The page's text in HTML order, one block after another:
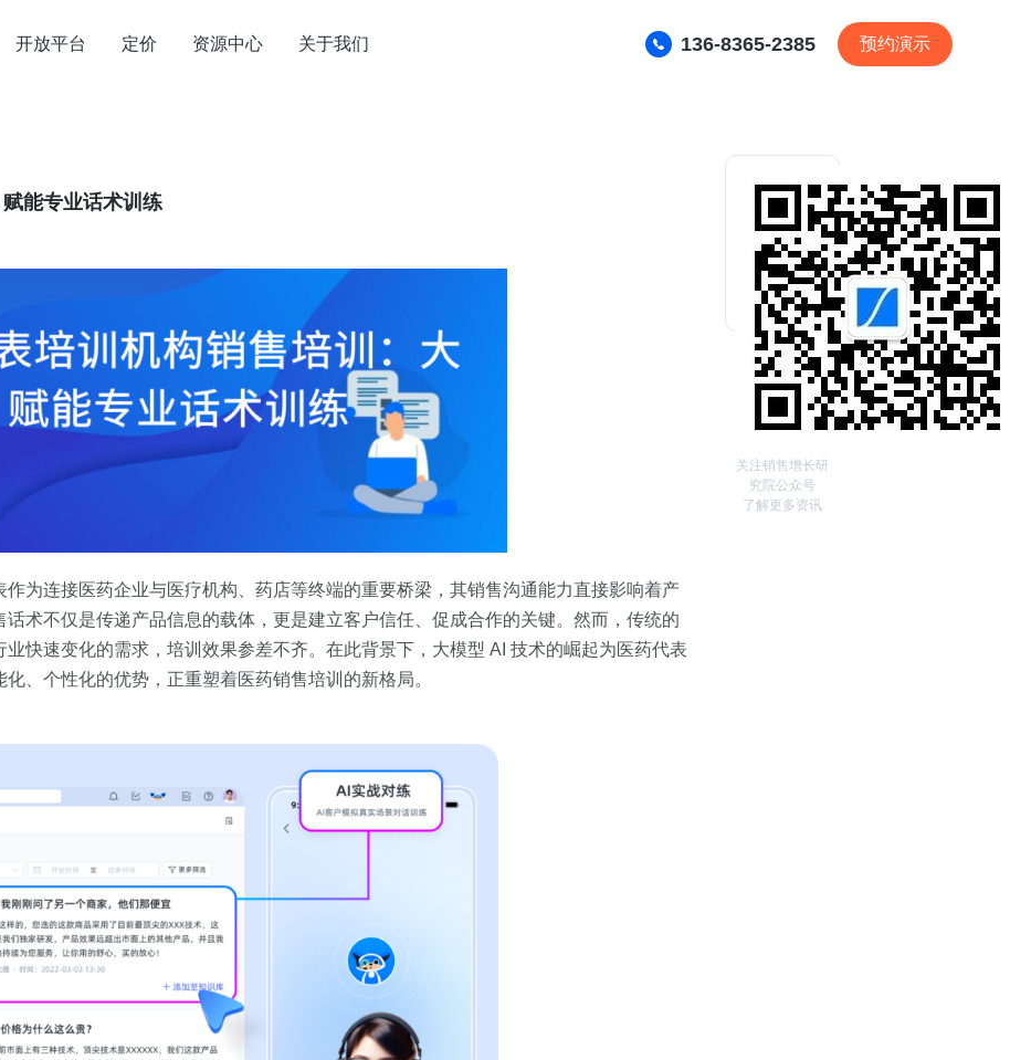
开放平台 定价 资源中心 关于我们 136-8365-2385 预约演示
能专业话术训练
为连接医药企业与医疗机构、药店等终端的重要桥梁，其销售沟通能力直接影响着产
术不仅是传递产品信息的载体，更是建立客户信任、促成合作的关键。然而，传统的
快速变化的需求，培训效果参差不齐。在此背景下，大模型 AI 技术的崛起为医药代表
、个性化的优势，正重塑着医药销售培训的新格局。
关注销售增长研
究院公众号
了解更多资讯